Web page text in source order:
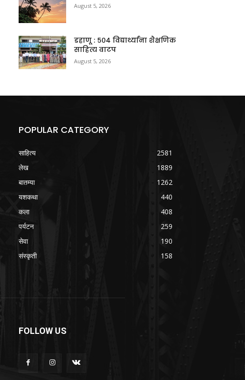
August 5, 2026
डहाणू : ५०४ विद्यार्थ्यांना शैक्षणिक
साहित्य वाटप
August 5, 2026
POPULAR CATEGORY
साहित्य
2581
लेख
1889
बातम्या
1262
यशकथा
440
कला
408
पर्यटन
259
सेवा
190
संस्कृती
158
FOLLOW US